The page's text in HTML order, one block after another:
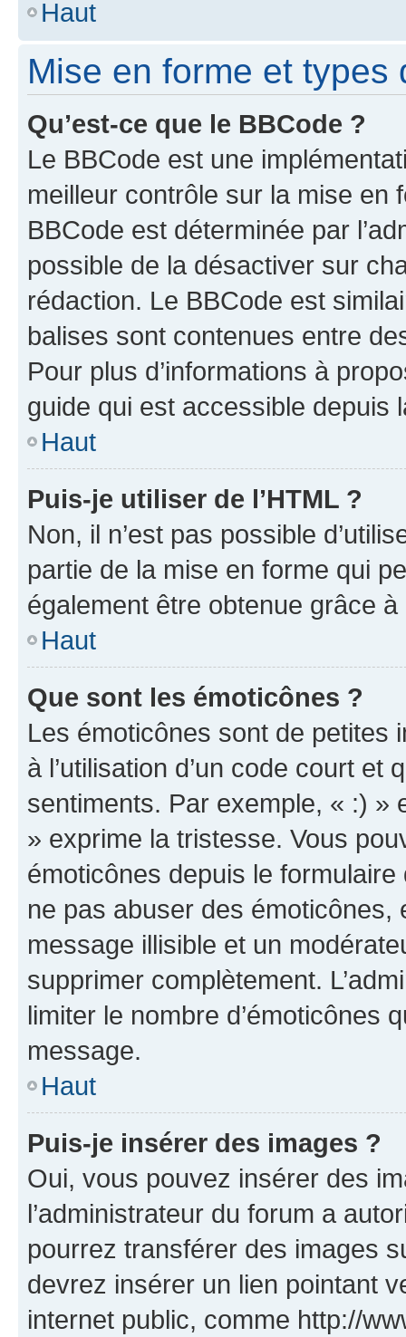
Haut
Mise en forme et types
Qu’est-ce que le BBCode ?
Le BBCode est une
meilleur contrôle sur la mise en
BBCode est déterminée par
possible de la désactiver sur
rédaction. Le BBCode est
balises sont contenues entre
Pour plus d’informations à
guide qui est accessible depuis
Haut
Puis-je utiliser de l’HTML ?
Non, il n’est pas possible
partie de la mise en forme qui
également être obtenue grâce à
Haut
Que sont les émoticônes ?
Les émoticônes sont de petites
à l’utilisation d’un code court et
sentiments. Par exemple, « :) »
» exprime la tristesse. Vous
émoticônes depuis le
ne pas abuser des
message illisible et un
supprimer complètement.
limiter le nombre d’émoticônes
message.
Haut
Puis-je insérer des images ?
Oui, vous pouvez insérer des
l’administrateur du forum a
pourrez transférer des images
devrez insérer un lien pointant
internet public, comme http://